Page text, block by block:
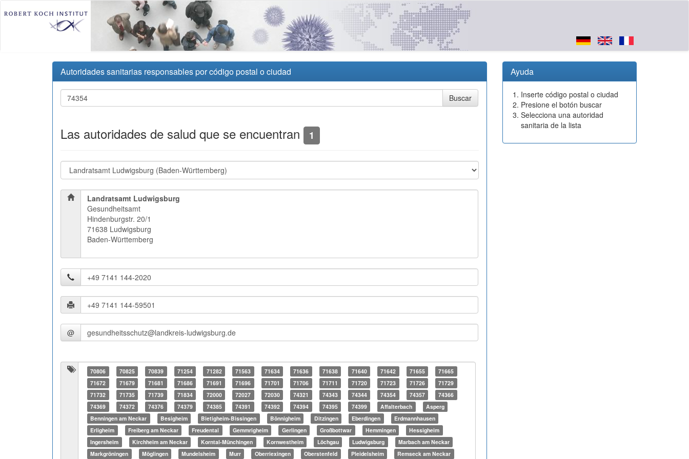
Autoridades sanitarias responsables por código postal o ciudad
Las autoridades de salud que se encuentran 1
Landratsamt Ludwigsburg
Gesundheitsamt
Hindenburgstr. 20/1
71638 Ludwigsburg
Baden-Württemberg
@
70806 70825 70839 71254 71282 71563 71634 71636 71638 71640 71642 71655
71665
71672
71679 71681 71686 71691 71696 71701 71706 71711 71720 71723 71726
71729
71732
71735 71739 71834 72000 72027 72030 74321 74343 74344 74354 74357
74366
74369
74372 74376 74379 74385 74391 74392 74394 74395 74399 Affalterbach
Asperg
Benningen am Neckar
Besigheim Bietigheim-Bissingen Bönnigheim Ditzingen Eberdingen
Erdmannhausen
Erligheim
Freiberg am Neckar Freudental Gemmrigheim Gerlingen Großbottwar Hemmingen
Hessigheim
Ingersheim
Kirchheim am Neckar Korntal-Münchingen Kornwestheim Löchgau Ludwigsburg
Marbach am Neckar
Markgröningen
Möglingen Mundelsheim Murr Oberriexingen Oberstenfeld Pleidelsheim Remseck am Neckar
Ayuda
Inserte código postal o ciudad
Presione el botón buscar
Selecciona una autoridad
sanitaria de la lista